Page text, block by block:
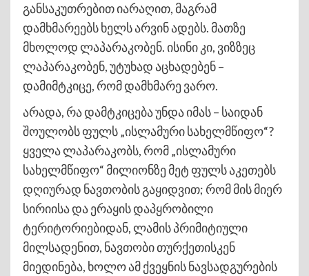
განსაკუთრებით იარაღით, მაგრამ
დამხმარეებს ხელს არვინ ადებს. მათზე
მხოლოდ ლაპარაკობენ. ისინი კი, ვიზზეც
ლაპარაკობენ, უტუხად აცხადებენ –
დამიმტკიცე, რომ დამხმარე ვარო.
არადა, რა დამტკიცება უნდა იმას – საიდან
შოულობს ფულს „ისლამური სახელმწიფო“?
ყველა ლაპარაკობს, რომ „ისლამური
სახელმწიფო“ მილიონზე მეტ ფულს აკეთებს
დღიურად ნავთობის გაყიდვით; რომ მის მიერ
სირიისა და ერაყის დაპყრობილი
ტერიტორიებიდან, ლამის პრიმიტიული
მილსადენით, ნავთობი თურქეთისკენ
მიედინება, ხოლო ამ ქვეყნის ნავსადგურების